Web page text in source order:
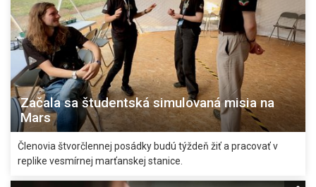
Začala sa študentská simulovaná misia na
Mars
Členovia štvorčlennej posádky budú týždeň žiť a pracovať v
replike vesmírnej marťanskej stanice.